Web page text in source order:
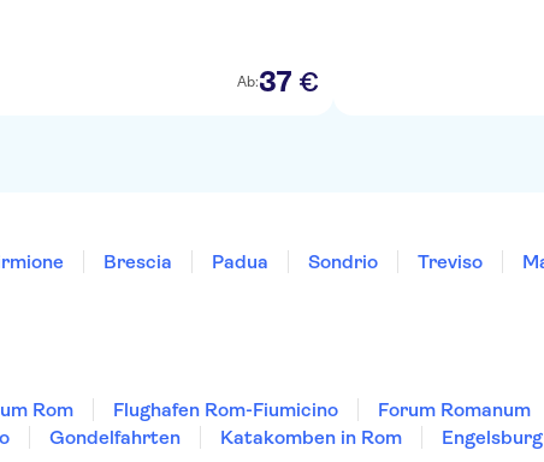
Ab:37 €
Brescia Padua Sondrio Treviso
Rom Flughafen Rom-Fiumicino Forum Romanum
Gondelfahrten Katakomben in Rom
Engelsburg